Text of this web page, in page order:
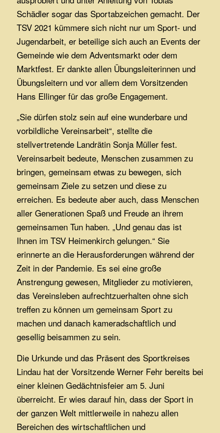
Schädler sogar das Sportabzeichen gemacht. Der
TSV 2021 kümmere sich nicht nur um Sport- und
Jugendarbeit, er beteilige sich auch an Events der
Gemeinde wie dem Adventsmarkt oder dem
Marktfest. Er dankte allen Übungsleiterinnen und
Übungsleitern und vor allem dem Vorsitzenden
Hans Ellinger für das große Engagement.
„Sie dürfen stolz sein auf eine wunderbare und
vorbildliche Vereinsarbeit“, stellte die
stellvertretende Landrätin Sonja Müller fest.
Vereinsarbeit bedeute, Menschen zusammen zu
bringen, gemeinsam etwas zu bewegen, sich
gemeinsam Ziele zu setzen und diese zu
erreichen. Es bedeute aber auch, dass Menschen
aller Generationen Spaß und Freude an ihrem
gemeinsamen Tun haben. „Und genau das ist
Ihnen im TSV Heimenkirch gelungen.“ Sie
erinnerte an die Herausforderungen während der
Zeit in der Pandemie. Es sei eine große
Anstrengung gewesen, Mitglieder zu motivieren,
das Vereinsleben aufrechtzuerhalten ohne sich
treffen zu können um gemeinsam Sport zu
machen und danach kameradschaftlich und
gesellig beisammen zu sein.
Die Urkunde und das Präsent des Sportkreises
Lindau hat der Vorsitzende Werner Fehr bereits bei
einer kleinen Gedächtnisfeier am 5. Juni
überreicht. Er wies darauf hin, dass der Sport in
der ganzen Welt mittlerweile in nahezu allen
Bereichen des wirtschaftlichen und